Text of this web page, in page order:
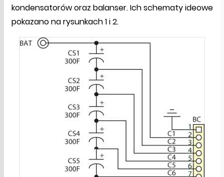
kondensatorów oraz balanser. Ich schematy ideowe
pokazano na rysunkach 1 i 2.